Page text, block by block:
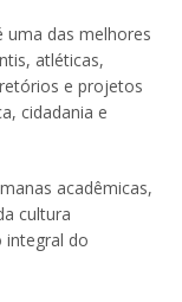
uma das melhores
atléticas,
e projetos
cidadania e
acadêmicas,
cultura
integral do